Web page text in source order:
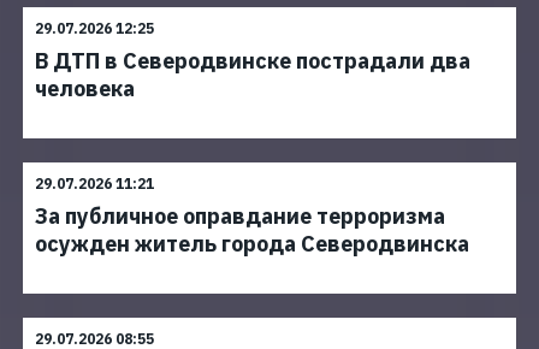
29.07.2026 12:25
В ДТП в Северодвинске пострадали два
человека
29.07.2026 11:21
За публичное оправдание терроризма
осужден житель города Северодвинска
29.07.2026 08:55